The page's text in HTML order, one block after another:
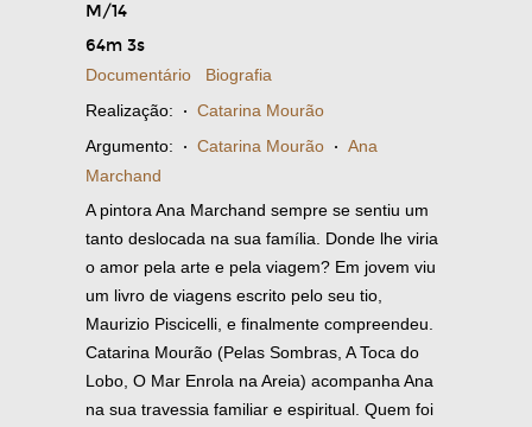
M/14
64m 3s
Documentário
Biografia
Realização: · Catarina Mourão
Argumento: · Catarina Mourão · Ana
Marchand
A pintora Ana Marchand sempre se sentiu um
tanto deslocada na sua família. Donde lhe viria
o amor pela arte e pela viagem? Em jovem viu
um livro de viagens escrito pelo seu tio,
Maurizio Piscicelli, e finalmente compreendeu.
Catarina Mourão (Pelas Sombras, A Toca do
Lobo, O Mar Enrola na Areia) acompanha Ana
na sua travessia familiar e espiritual. Quem foi